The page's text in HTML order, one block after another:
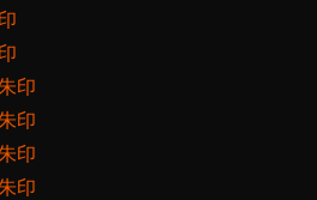
印
印
印
印